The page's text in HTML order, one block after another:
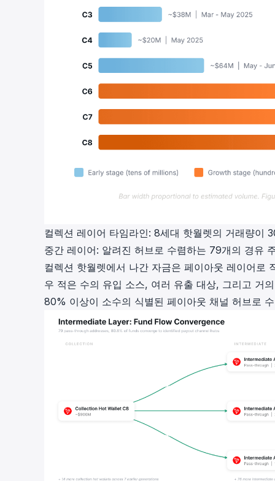
컬렉션 레이어 타임라인: 8세대 핫월렛의 거래량이
중간 레이어: 알려진 허브로 수렴하는 79개의 경유
컬렉션 핫월렛에서 나간 자금은 페이아웃 레이어로
우 적은 수의 유입 소스, 여러 유출 대상, 그리고 거
80% 이상이 소수의 식별된 페이아웃 채널 허브로